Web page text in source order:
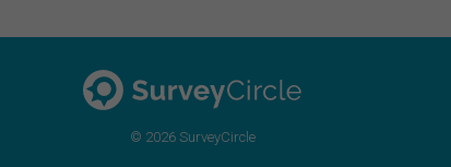
© 2026 SurveyCircle